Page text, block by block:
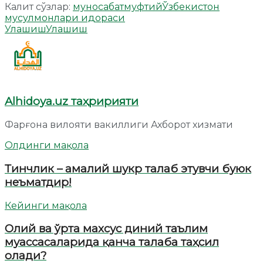
Калит сўзлар: муносабатмуфтийЎзбекистон
мусулмонлари идораси
УлашишУлашиш
Alhidoya.uz таҳририяти
Фарғона вилояти вакиллиги Ахборот хизмати
Олдинги мақола
Тинчлик – амалий шукр талаб этувчи буюк
неъматдир!
Кейинги мақола
Олий ва ўрта махсус диний таълим
муассасаларида қанча талаба таҳсил
олади?